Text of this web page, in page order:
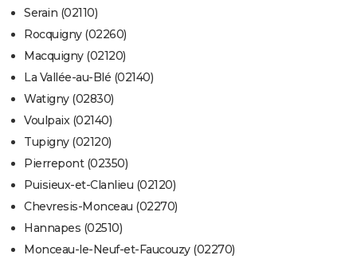
Serain (02110)
Rocquigny (02260)
Macquigny (02120)
La Vallée-au-Blé (02140)
Watigny (02830)
Voulpaix (02140)
Tupigny (02120)
Pierrepont (02350)
Puisieux-et-Clanlieu (02120)
Chevresis-Monceau (02270)
Hannapes (02510)
Monceau-le-Neuf-et-Faucouzy (02270)